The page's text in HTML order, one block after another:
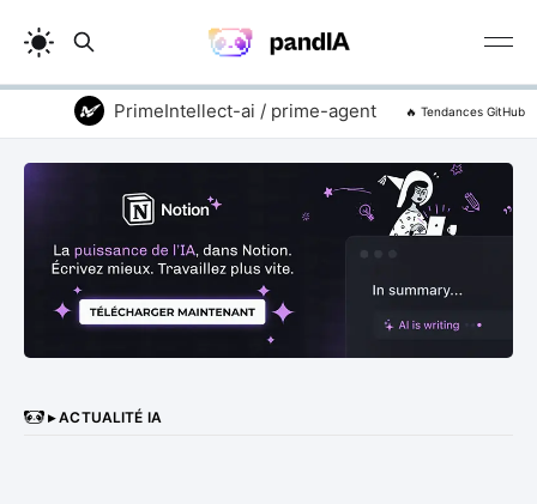
PrimeIntellect-ai / prime-agent 🔥 Tendances GitHub
▸ ACTUALITÉ IA